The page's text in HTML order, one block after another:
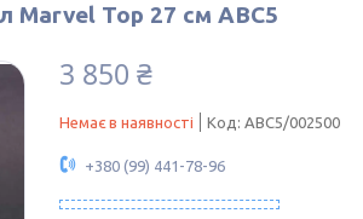
Marvel Тор 27 см ABC5
3 850 ₴
Немає в наявності Код: ABC5/002500
+380 (99) 441-78-96